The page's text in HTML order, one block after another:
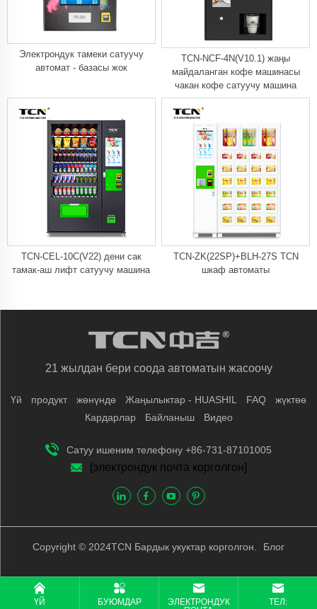
Электрондук тамеки сатуучу
автомат - базасы жок
TCN-NCF-4N(V10.1) жаңы
майдаланган кофе машинасы
чакан кофе сатуучу машина
TCN-CEL-10C(V22) дени сак
тамак-аш лифт сатуучу машина
TCN-ZK(22SP)+BLH-27S TCN
шкаф автоматы
21 жылдан бери соода автоматын жасоочу
Үй продукт жөнүндө Жаңылыктар - HUASHIL FAQ
жүктөө
Кардарлар
Байланыш Видео
Сатуу ишеним телефону +86-731-87101005
[электрондук почта корголгон]
Copyright © 2024TCN Бардык укуктар корголгон. Блог
ҮЙ БУЮМДАР
ЭЛЕКТРОНДУК
ТЕЛ: